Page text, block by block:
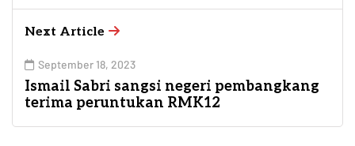
Next Article
September 18, 2023
Ismail Sabri sangsi negeri pembangkang
terima peruntukan RMK12